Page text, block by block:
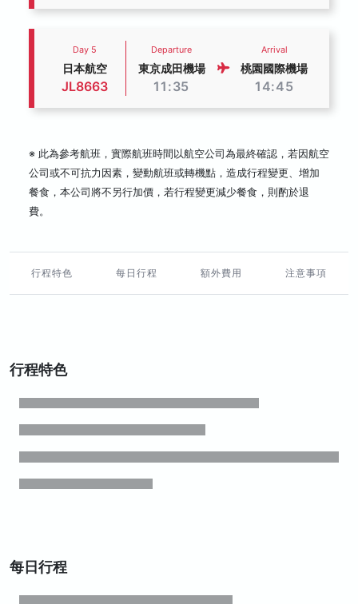
Day 5
日本航空
JL8663
Departure
東京成田機場
11:35
Arrival
桃園國際機場
14:45
※ 此為參考航班，實際航班時間以航空公司為最終確認，若因航空
公司或不可抗力因素，變動航班或轉機點，造成行程變更、增加
餐食，本公司將不另行加價，若行程變更減少餐食，則酌於退
費。
行程特色 每日行程 額外費用 注意事項
行程特色
每日行程